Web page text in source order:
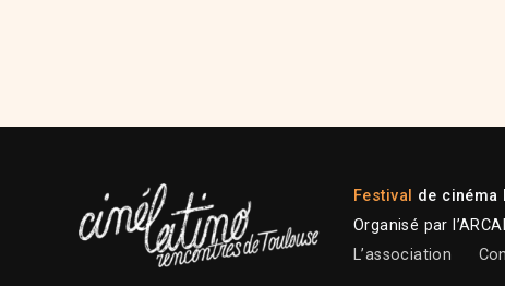
Festival de cinéma
Organisé par
L’association